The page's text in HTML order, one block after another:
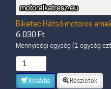
Biketec Hátsó motoros
6.030 Ft
Mennyiségi egység (1 egység
Kosárba Részletek